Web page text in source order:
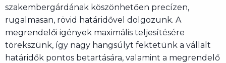
szakembergárdának köszönhetően precízen,
rugalmasan, rövid határidővel dolgozunk. A
megrendelői igények maximális teljesítésére
törekszünk, így nagy hangsúlyt fektetünk a vállalt
határidők pontos betartására, valamint a megrendelő